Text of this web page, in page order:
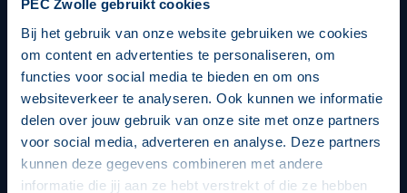
PEC Zwolle gebruikt cookies
Bij het gebruik van onze website gebruiken we cookies
om content en advertenties te personaliseren, om
functies voor social media te bieden en om ons
websiteverkeer te analyseren. Ook kunnen we informatie
delen over jouw gebruik van onze site met onze partners
voor social media, adverteren en analyse. Deze partners
kunnen deze gegevens combineren met andere
informatie die jij aan ze hebt verstrekt of die ze hebben